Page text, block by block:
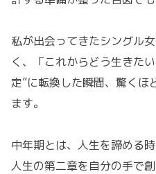
私が出会ってきたシングル
く、「これからどう生きた
定”に転換した瞬間、驚くほ
ます。
中年期とは、人生を諦める
人生の第二章を自分の手で